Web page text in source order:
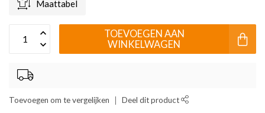
Maattabel
TOEVOEGEN AAN
WINKELWAGEN
Toevoegen om te vergelijken Deel dit product